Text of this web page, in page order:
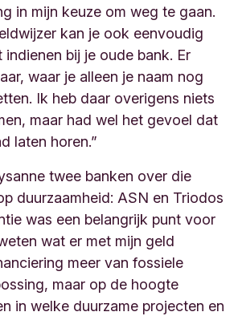
in mijn keuze om weg te gaan.
kan je ook eenvoudig
indienen bij je oude bank. Er
waar je alleen je naam nog
Ik heb daar overigens niets
maar had wel het gevoel dat
laten horen.”
twee banken over die
duurzaamheid: ASN en Triodos
was een belangrijk punt voor
wat er met mijn geld
meer van fossiele
maar op de hoogte
in welke duurzame projecten en